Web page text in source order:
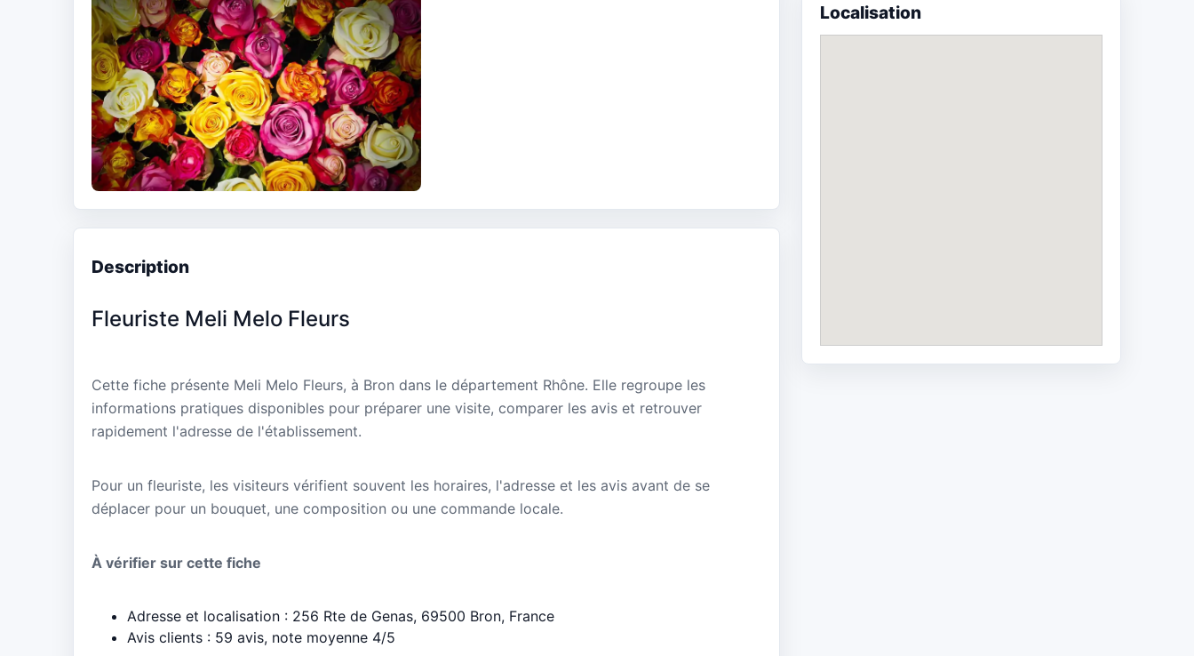
Description
Fleuriste Meli Melo Fleurs
Cette fiche présente Meli Melo Fleurs, à Bron dans le département Rhône. Elle regroupe les
informations pratiques disponibles pour préparer une visite, comparer les avis et retrouver
rapidement l'adresse de l'établissement.
Pour un fleuriste, les visiteurs vérifient souvent les horaires, l'adresse et les avis avant de se
déplacer pour un bouquet, une composition ou une commande locale.
À vérifier sur cette fiche
Adresse et localisation : 256 Rte de Genas, 69500 Bron, France
Avis clients : 59 avis, note moyenne 4/5
Localisation